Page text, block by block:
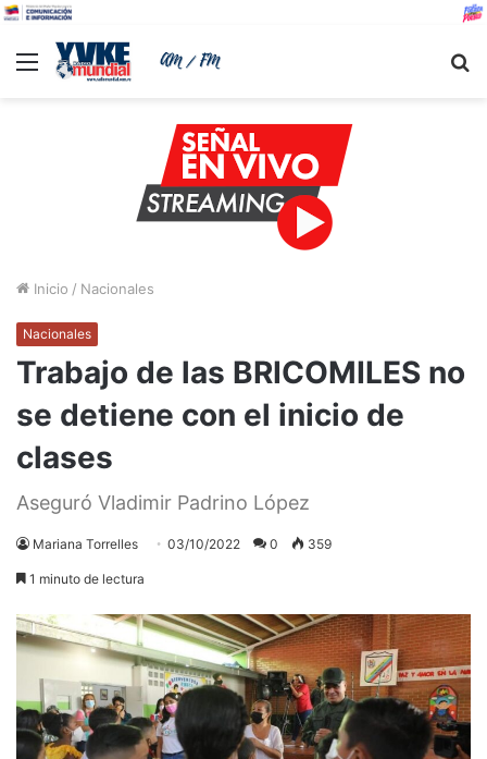
Menu
Inicio / Nacionales
Nacionales
Trabajo de las BRICOMILES no
se detiene con el inicio de
clases
Aseguró Vladimir Padrino López
Mariana Torrelles 03/10/2022 0 359
1 minuto de lectura